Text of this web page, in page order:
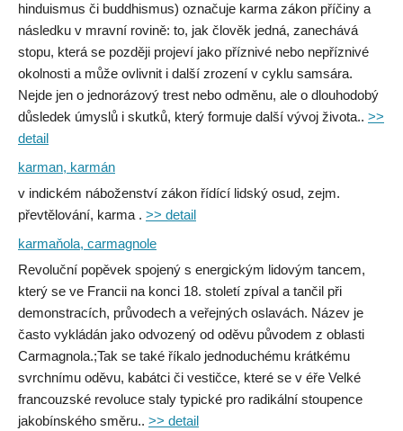
hinduismus či buddhismus) označuje karma zákon příčiny a
následku v mravní rovině: to, jak člověk jedná, zanechává
stopu, která se později projeví jako příznivé nebo nepříznivé
okolnosti a může ovlivnit i další zrození v cyklu samsára.
Nejde jen o jednorázový trest nebo odměnu, ale o dlouhodobý
důsledek úmyslů i skutků, který formuje další vývoj života.. >>
detail
karman, karmán
v indickém náboženství zákon řídící lidský osud, zejm.
převtělování, karma . >> detail
karmaňola, carmagnole
Revoluční popěvek spojený s energickým lidovým tancem,
který se ve Francii na konci 18. století zpíval a tančil při
demonstracích, průvodech a veřejných oslavách. Název je
často vykládán jako odvozený od oděvu původem z oblasti
Carmagnola.;Tak se také říkalo jednoduchému krátkému
svrchnímu oděvu, kabátci či vestičce, které se v éře Velké
francouzské revoluce staly typické pro radikální stoupence
jakobínského směru.. >> detail